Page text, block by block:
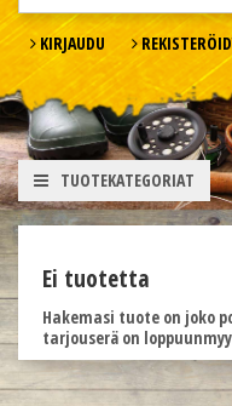
KIRJAUDU
TUOTEKATEGORIAT
Ei tuotetta
Hakemasi tuote on joko
tarjouserä on